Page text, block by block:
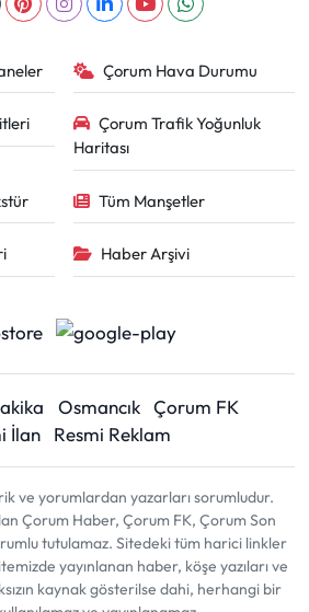
Çorum Hava Durumu
Çorum Trafik Yoğunluk
Haritası
Tüm Manşetler
Haber Arşivi
Osmancık Çorum FK
İlan
Resmi Reklam
ve yorumlardan yazarları sorumludur.
Çorum Haber, Çorum FK, Çorum Son
tutulamaz. Sitedeki tüm harici linkler
yayınlanan haber, köşe yazıları ve
kaynak gösterilse dahi, herhangi bir